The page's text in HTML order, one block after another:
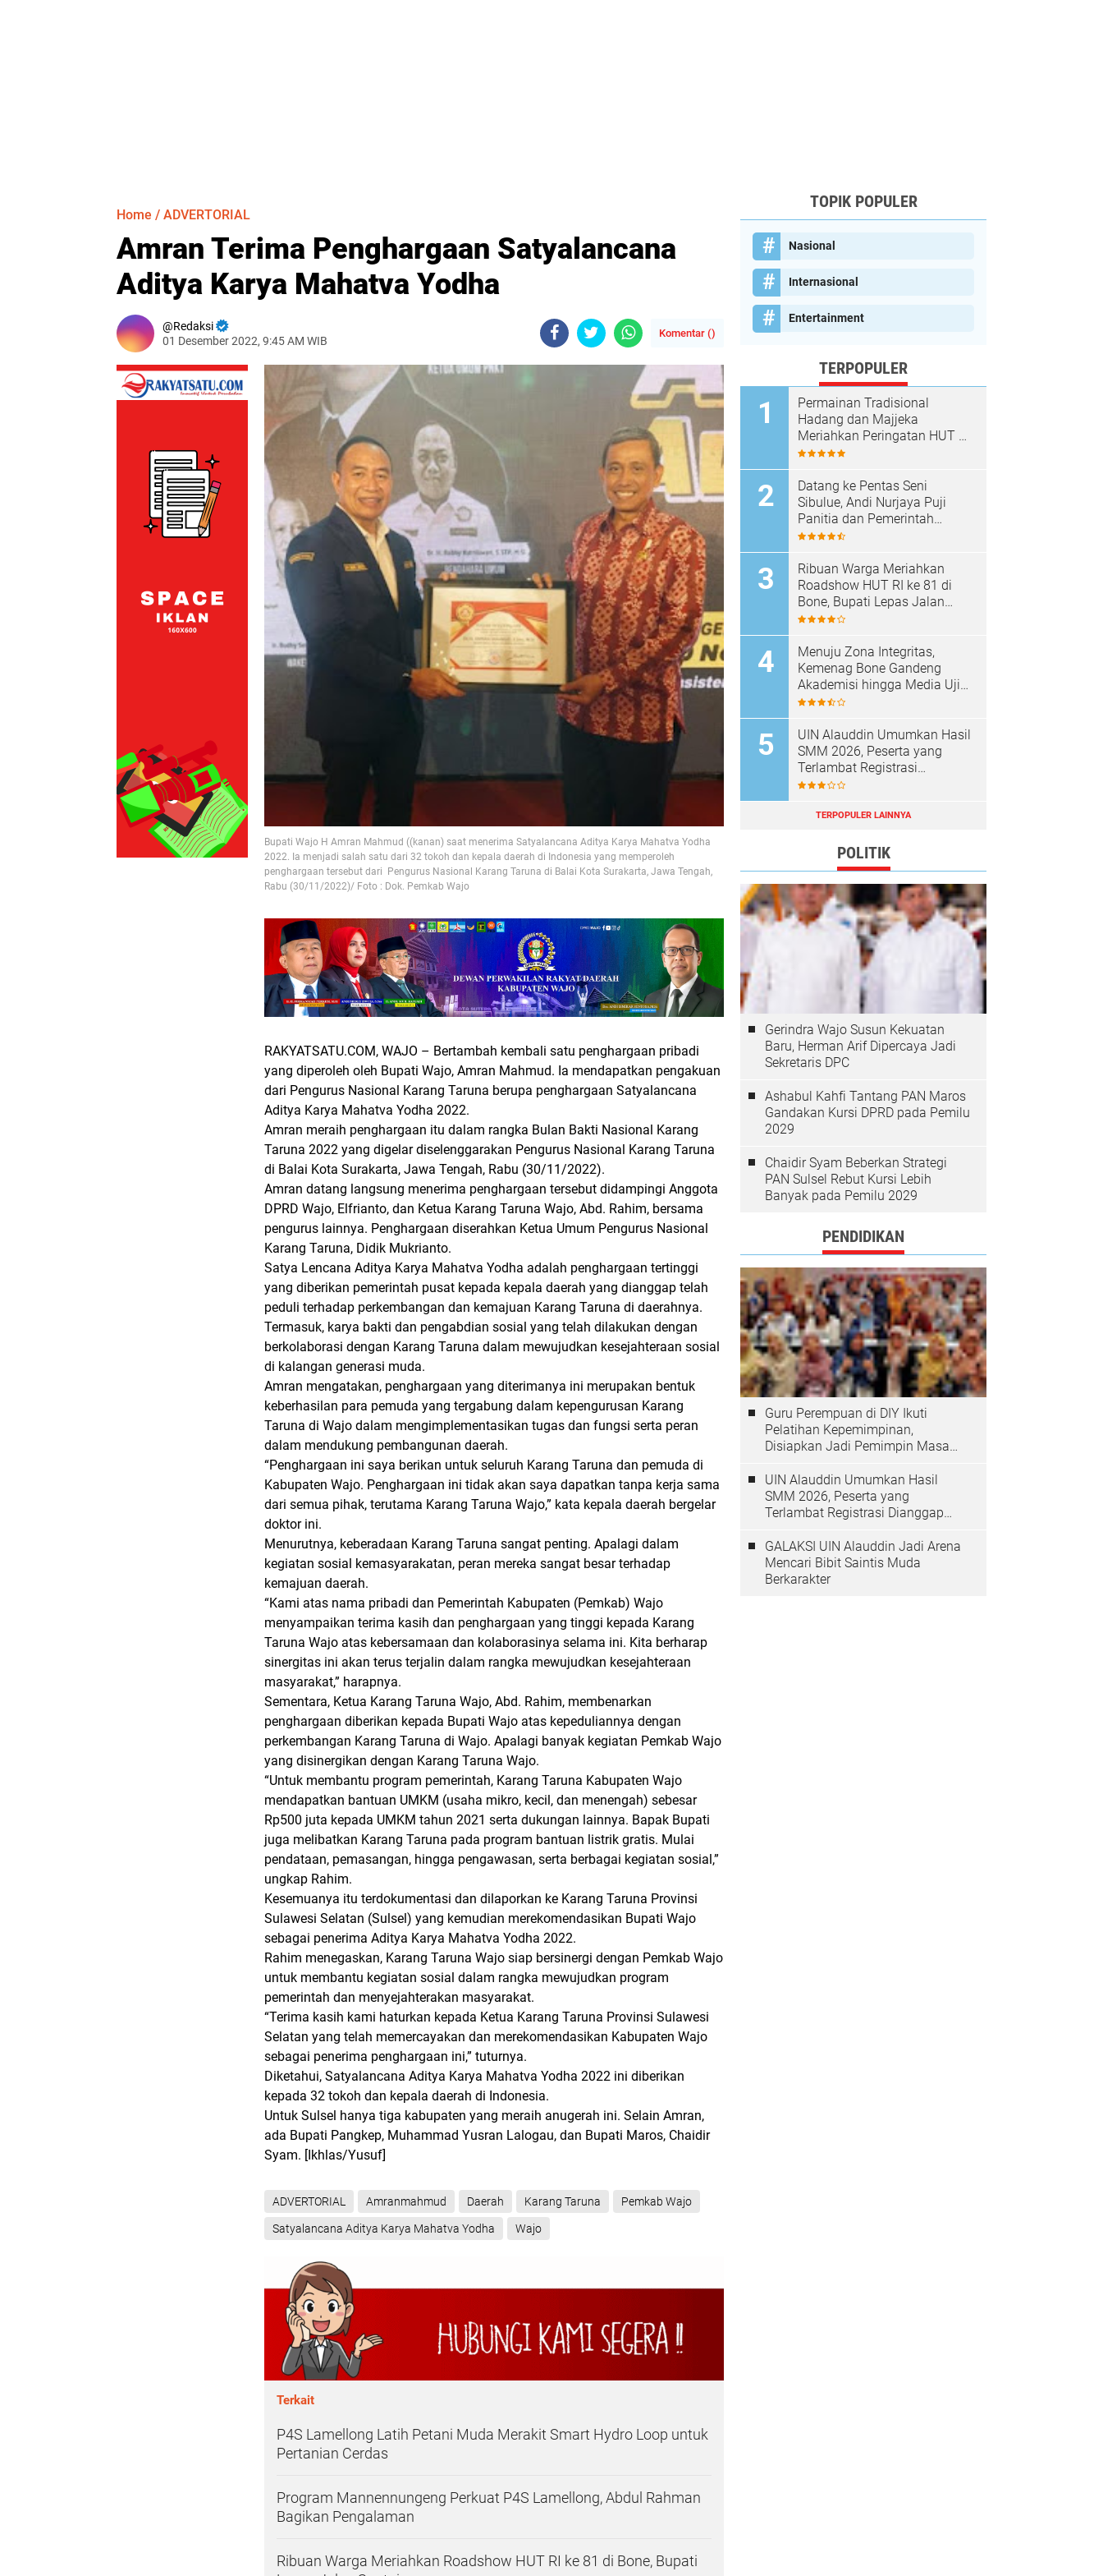
Home / ADVERTORIAL
Amran Terima Penghargaan Satyalancana
Aditya Karya Mahatva Yodha
Redaksi
01 Desember 2022, 9:45 AM WIB
Komentar ()
Bupati Wajo H Amran Mahmud ((kanan) saat menerima Satyalancana Aditya Karya Mahatva Yodha
2022. Ia menjadi salah satu dari 32 tokoh dan kepala daerah di Indonesia yang memperoleh
penghargaan tersebut dari Pengurus Nasional Karang Taruna di Balai Kota Surakarta, Jawa Tengah,
Rabu (30/11/2022)/ Foto : Dok. Pemkab Wajo
RAKYATSATU.COM, WAJO – Bertambah kembali satu penghargaan pribadi
yang diperoleh oleh Bupati Wajo, Amran Mahmud. Ia mendapatkan pengakuan
dari Pengurus Nasional Karang Taruna berupa penghargaan Satyalancana
Aditya Karya Mahatva Yodha 2022.
Amran meraih penghargaan itu dalam rangka Bulan Bakti Nasional Karang
Taruna 2022 yang digelar diselenggarakan Pengurus Nasional Karang Taruna
di Balai Kota Surakarta, Jawa Tengah, Rabu (30/11/2022).
Amran datang langsung menerima penghargaan tersebut didampingi Anggota
DPRD Wajo, Elfrianto, dan Ketua Karang Taruna Wajo, Abd. Rahim, bersama
pengurus lainnya. Penghargaan diserahkan Ketua Umum Pengurus Nasional
Karang Taruna, Didik Mukrianto.
Satya Lencana Aditya Karya Mahatva Yodha adalah penghargaan tertinggi
yang diberikan pemerintah pusat kepada kepala daerah yang dianggap telah
peduli terhadap perkembangan dan kemajuan Karang Taruna di daerahnya.
Termasuk, karya bakti dan pengabdian sosial yang telah dilakukan dengan
berkolaborasi dengan Karang Taruna dalam mewujudkan kesejahteraan sosial
di kalangan generasi muda.
Amran mengatakan, penghargaan yang diterimanya ini merupakan bentuk
keberhasilan para pemuda yang tergabung dalam kepengurusan Karang
Taruna di Wajo dalam mengimplementasikan tugas dan fungsi serta peran
dalam mendukung pembangunan daerah.
“Penghargaan ini saya berikan untuk seluruh Karang Taruna dan pemuda di
Kabupaten Wajo. Penghargaan ini tidak akan saya dapatkan tanpa kerja sama
dari semua pihak, terutama Karang Taruna Wajo,” kata kepala daerah bergelar
doktor ini.
Menurutnya, keberadaan Karang Taruna sangat penting. Apalagi dalam
kegiatan sosial kemasyarakatan, peran mereka sangat besar terhadap
kemajuan daerah.
“Kami atas nama pribadi dan Pemerintah Kabupaten (Pemkab) Wajo
menyampaikan terima kasih dan penghargaan yang tinggi kepada Karang
Taruna Wajo atas kebersamaan dan kolaborasinya selama ini. Kita berharap
sinergitas ini akan terus terjalin dalam rangka mewujudkan kesejahteraan
masyarakat,” harapnya.
Sementara, Ketua Karang Taruna Wajo, Abd. Rahim, membenarkan
penghargaan diberikan kepada Bupati Wajo atas kepeduliannya dengan
perkembangan Karang Taruna di Wajo. Apalagi banyak kegiatan Pemkab Wajo
yang disinergikan dengan Karang Taruna Wajo.
“Untuk membantu program pemerintah, Karang Taruna Kabupaten Wajo
mendapatkan bantuan UMKM (usaha mikro, kecil, dan menengah) sebesar
Rp500 juta kepada UMKM tahun 2021 serta dukungan lainnya. Bapak Bupati
juga melibatkan Karang Taruna pada program bantuan listrik gratis. Mulai
pendataan, pemasangan, hingga pengawasan, serta berbagai kegiatan sosial,”
ungkap Rahim.
Kesemuanya itu terdokumentasi dan dilaporkan ke Karang Taruna Provinsi
Sulawesi Selatan (Sulsel) yang kemudian merekomendasikan Bupati Wajo
sebagai penerima Aditya Karya Mahatva Yodha 2022.
Rahim menegaskan, Karang Taruna Wajo siap bersinergi dengan Pemkab Wajo
untuk membantu kegiatan sosial dalam rangka mewujudkan program
pemerintah dan menyejahterakan masyarakat.
“Terima kasih kami haturkan kepada Ketua Karang Taruna Provinsi Sulawesi
Selatan yang telah memercayakan dan merekomendasikan Kabupaten Wajo
sebagai penerima penghargaan ini,” tuturnya.
Diketahui, Satyalancana Aditya Karya Mahatva Yodha 2022 ini diberikan
kepada 32 tokoh dan kepala daerah di Indonesia.
Untuk Sulsel hanya tiga kabupaten yang meraih anugerah ini. Selain Amran,
ada Bupati Pangkep, Muhammad Yusran Lalogau, dan Bupati Maros, Chaidir
Syam. [Ikhlas/Yusuf]
ADVERTORIAL Amranmahmud Daerah Karang Taruna Pemkab Wajo
Satyalancana Aditya Karya Mahatva Yodha Wajo
Terkait
P4S Lamellong Latih Petani Muda Merakit Smart Hydro Loop untuk
Pertanian Cerdas
Program Mannennungeng Perkuat P4S Lamellong, Abdul Rahman
Bagikan Pengalaman
Ribuan Warga Meriahkan Roadshow HUT RI ke 81 di Bone, Bupati
TOPIK POPULER
Nasional
Internasional
Entertainment
TERPOPULER
Permainan Tradisional
Hadang dan Majjeka
Meriahkan Peringatan HUT RI
di Sibulue
Datang ke Pentas Seni
Sibulue, Andi Nurjaya Puji
Panitia dan Pemerintah
Kecamatan
Ribuan Warga Meriahkan
Roadshow HUT RI ke 81 di
Bone, Bupati Lepas Jalan
Santai
Menuju Zona Integritas,
Kemenag Bone Gandeng
Akademisi hingga Media Uji
Standar Pelayanan
UIN Alauddin Umumkan Hasil
SMM 2026, Peserta yang
Terlambat Registrasi
Dianggap Mundur
TERPOPULER LAINNYA
POLITIK
Gerindra Wajo Susun Kekuatan
Baru, Herman Arif Dipercaya Jadi
Sekretaris DPC
Ashabul Kahfi Tantang PAN Maros
Gandakan Kursi DPRD pada Pemilu
2029
Chaidir Syam Beberkan Strategi
PAN Sulsel Rebut Kursi Lebih
Banyak pada Pemilu 2029
PENDIDIKAN
Guru Perempuan di DIY Ikuti
Pelatihan Kepemimpinan,
Disiapkan Jadi Pemimpin Masa
UIN Alauddin Umumkan Hasil
SMM 2026, Peserta yang
Terlambat Registrasi Dianggap
GALAKSI UIN Alauddin Jadi Arena
Mencari Bibit Saintis Muda
Berkarakter